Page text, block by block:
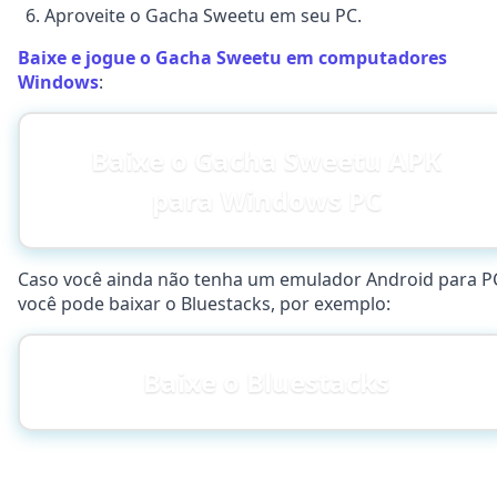
Aproveite o Gacha Sweetu em seu PC.
Baixe e jogue o Gacha Sweetu em computadores
Windows:
Baixe o Gacha Sweetu APK
para Windows PC
Caso você ainda não tenha um emulador Android para
você pode baixar o Bluestacks, por exemplo:
Baixe o Bluestacks